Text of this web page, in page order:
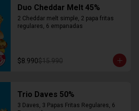
Duo Cheddar Melt 45%
2 Cheddar melt simple, 2 papa fritas
regulares, 6 empanadas
$8.990$15.990
Trio Daves 50%
3 Daves, 3 Papas Fritas Regulares, 6